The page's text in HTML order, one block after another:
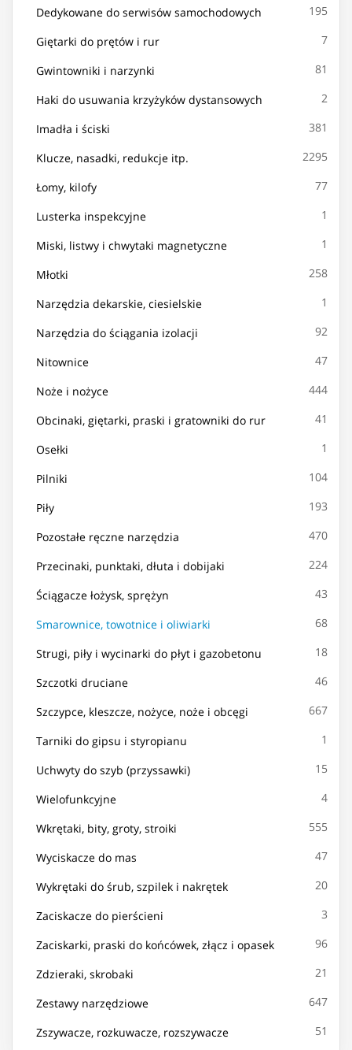
Dedykowane do serwisów samochodowych 195
Giętarki do prętów i rur 7
Gwintowniki i narzynki 81
Haki do usuwania krzyżyków dystansowych 2
Imadła i ściski 381
Klucze, nasadki, redukcje itp. 2295
Łomy, kilofy 77
Lusterka inspekcyjne 1
Miski, listwy i chwytaki magnetyczne 1
Młotki 258
Narzędzia dekarskie, ciesielskie 1
Narzędzia do ściągania izolacji 92
Nitownice 47
Noże i nożyce 444
Obcinaki, giętarki, praski i gratowniki do rur 41
Osełki 1
Pilniki 104
Piły 193
Pozostałe ręczne narzędzia 470
Przecinaki, punktaki, dłuta i dobijaki 224
Ściągacze łożysk, sprężyn 43
Smarownice, towotnice i oliwiarki 68
Strugi, piły i wycinarki do płyt i gazobetonu 18
Szczotki druciane 46
Szczypce, kleszcze, nożyce, noże i obcęgi 667
Tarniki do gipsu i styropianu 1
Uchwyty do szyb (przyssawki) 15
Wielofunkcyjne 4
Wkrętaki, bity, groty, stroiki 555
Wyciskacze do mas 47
Wykrętaki do śrub, szpilek i nakrętek 20
Zaciskacze do pierścieni 3
Zaciskarki, praski do końcówek, złącz i opasek 96
Zdzieraki, skrobaki 21
Zestawy narzędziowe 647
Zszywacze, rozkuwacze, rozszywacze 51